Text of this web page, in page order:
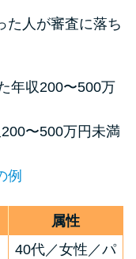
た人が審査に落ち
年収200〜500万
〜500万円未満
例
属性
40代／女性／パ